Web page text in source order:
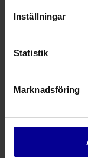
Inställningar
Statistik
Marknadsföring
Ultrasoft: Video
Ultrasoft:
Fråga mer